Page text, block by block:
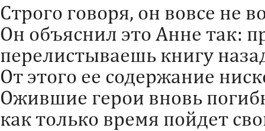
Строго говоря, он вовсе не
Он объяснил это Анне так:
перелистываешь книгу
От этого ее содержание
Ожившие герои вновь
как только время пойдет